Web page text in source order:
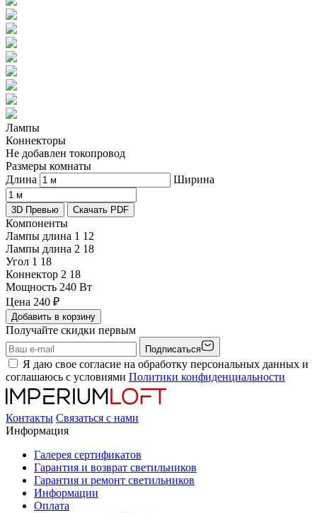
Лампы
Коннекторы
Не добавлен токопровод
Размеры комнаты
Длина
Ширина
3D Превью Скачать PDF
Компоненты
Лампы длина 1 12
Лампы длина 2 18
Угол 1 18
Коннектор 2 18
Мощность 240 Вт
Цена 240 ₽
Добавить в корзину
Получайте скидки первым
Подписаться
Я даю свое согласие на обработку персональных данных и
соглашаюсь с условиями Политики конфиденциальности
Контакты Связаться с нами
Информация
Галерея сертификатов
Гарантия и возврат светильников
Гарантия и ремонт светильников
Информации
Оплата